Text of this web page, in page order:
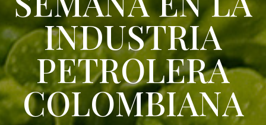
INDUSTRIA
PETROLERA
COLOMBIANA